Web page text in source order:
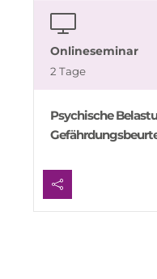
Onlineseminar
2 Tage
Psychische